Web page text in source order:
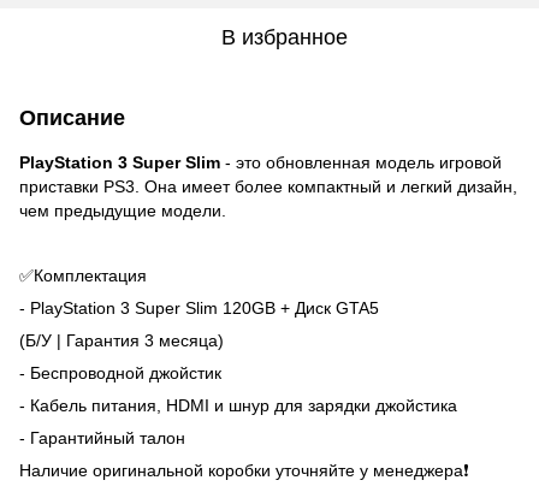
В избранное
Описание
PlayStation 3 Super Slim - это обновленная модель игровой
приставки PS3. Она имеет более компактный и легкий дизайн,
чем предыдущие модели.
✅Комплектация
- PlayStation 3 Super Slim 120GB + Диск GTA5
(Б/У | Гарантия 3 месяца)
- Беспроводной джойстик
- Кабель питания, HDMI и шнур для зарядки джойстика
- Гарантийный талон
Наличие оригинальной коробки уточняйте у менеджера❗